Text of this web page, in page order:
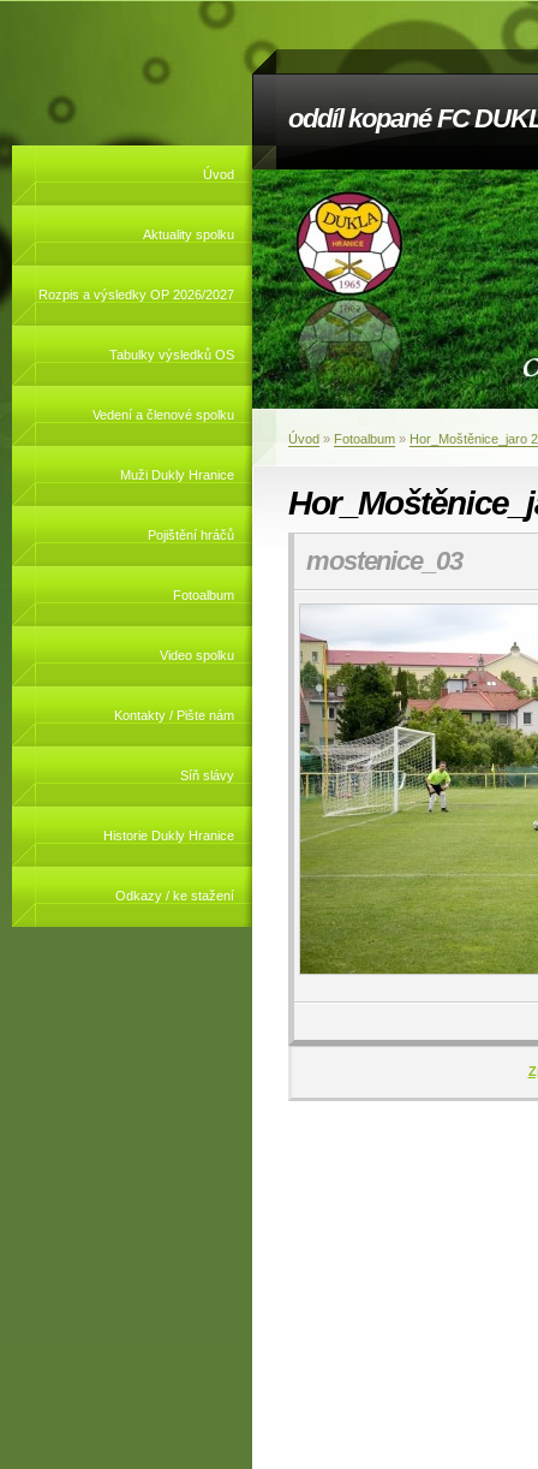
oddíl kopané FC
Úvod
Aktuality spolku
Rozpis a výsledky OP 2026/2027
Tabulky výsledků OS
Vedení a členové spolku
Muži Dukly Hranice
Pojištění hráčů
Fotoalbum
Video spolku
Kontakty / Pište nám
Síň slávy
Historie Dukly Hranice
Odkazy / ke stažení
Úvod » Fotoalbum » Hor_Moštěnice_jaro
mostenice_03